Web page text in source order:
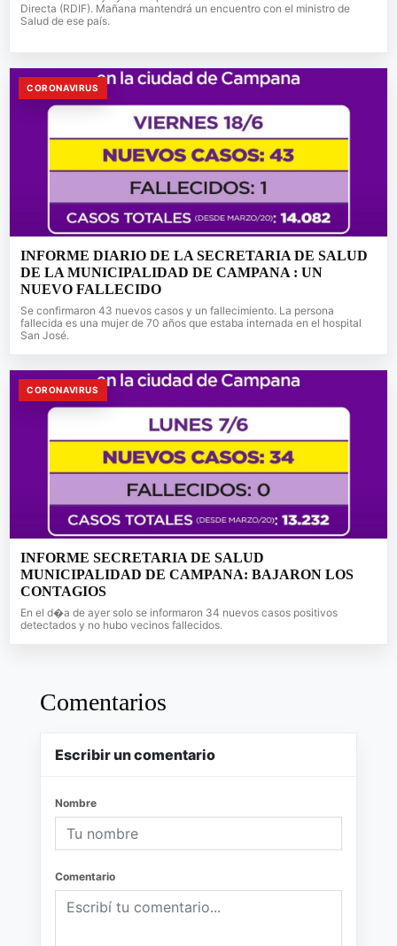
Directa (RDIF). Mañana mantendrá un encuentro con el ministro de
Salud de ese país.
CORONAVIRUS
INFORME DIARIO DE LA SECRETARIA DE SALUD
DE LA MUNICIPALIDAD DE CAMPANA : UN
NUEVO FALLECIDO
Se confirmaron 43 nuevos casos y un fallecimiento. La persona
fallecida es una mujer de 70 años que estaba internada en el hospital
San José.
CORONAVIRUS
INFORME SECRETARIA DE SALUD
MUNICIPALIDAD DE CAMPANA: BAJARON LOS
CONTAGIOS
En el d�a de ayer solo se informaron 34 nuevos casos positivos
detectados y no hubo vecinos fallecidos.
Comentarios
Escribir un comentario
Nombre
Comentario